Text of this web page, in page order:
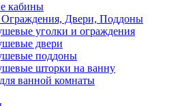
кабины
Ограждения, Двери, Поддоны
уголки и ограждения
двери
поддоны
шторки на ванну
ванной комнаты